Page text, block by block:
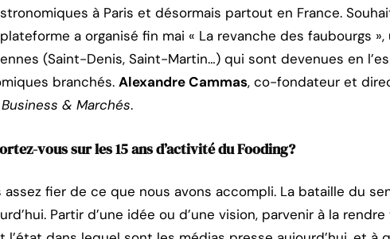
à Paris et désormais partout en France.
plateforme a organisé fin mai « La revanche des faubourgs
(Saint-Denis, Saint-Martin…) qui sont devenues en
branchés. Alexandre Cammas, co-fondateur et
Business & Marchés.
vous sur les 15 ans d’activité du Fooding?
assez fier de ce que nous avons accompli. La bataille du
Partir d’une idée ou d’une vision, parvenir à la